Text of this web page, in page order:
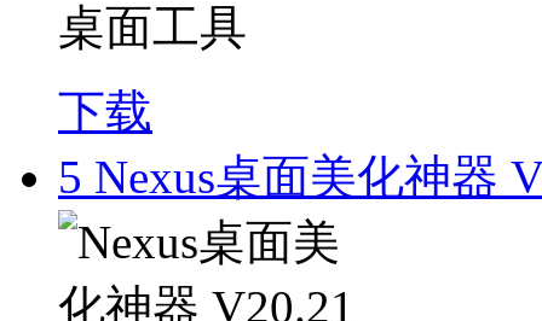
桌面工具
下载
5 Nexus桌面美化神器